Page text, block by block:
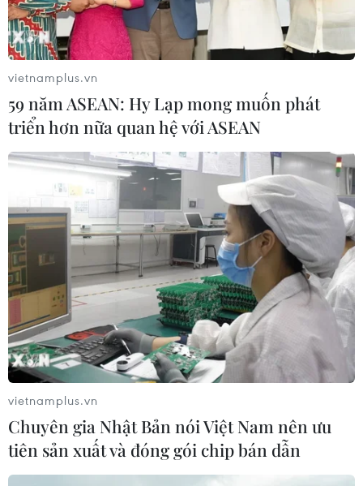
vietnamplus.vn
59 năm ASEAN: Hy Lạp mong muốn phát
triển hơn nữa quan hệ với ASEAN
vietnamplus.vn
Chuyên gia Nhật Bản nói Việt Nam nên ưu
tiên sản xuất và đóng gói chip bán dẫn